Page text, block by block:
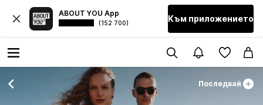
ABOUT YOU App
(152 700) Към приложението
Последвай